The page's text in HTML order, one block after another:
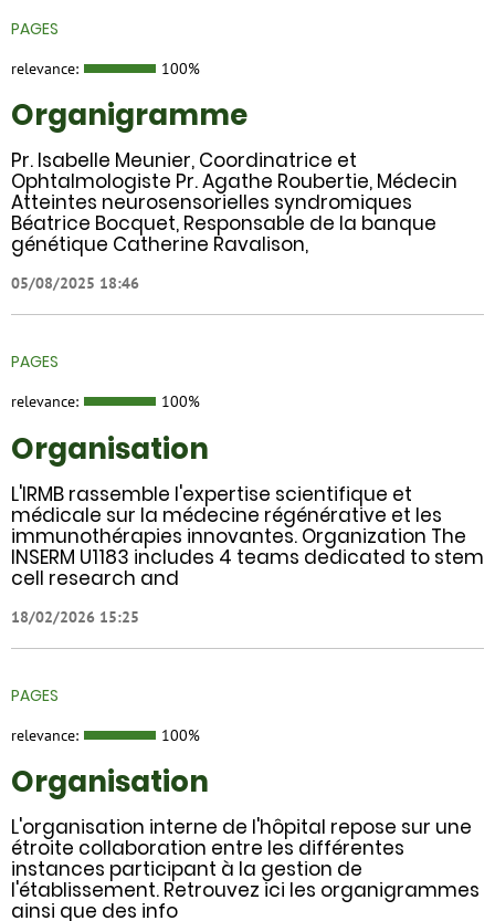
PAGES
relevance: 100%
Organigramme
Pr. Isabelle Meunier, Coordinatrice et
Ophtalmologiste Pr. Agathe Roubertie, Médecin
Atteintes neurosensorielles syndromiques
Béatrice Bocquet, Responsable de la banque
génétique Catherine Ravalison,
05/08/2025 18:46
PAGES
relevance: 100%
Organisation
L'IRMB rassemble l'expertise scientifique et
médicale sur la médecine régénérative et les
immunothérapies innovantes. Organization The
INSERM U1183 includes 4 teams dedicated to stem
cell research and
18/02/2026 15:25
PAGES
relevance: 100%
Organisation
L'organisation interne de l'hôpital repose sur une
étroite collaboration entre les différentes
instances participant à la gestion de
l'établissement. Retrouvez ici les organigrammes
ainsi que des info